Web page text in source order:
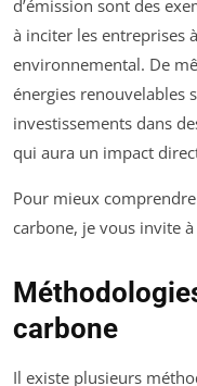
d’émission sont des
à inciter les entreprises
environnemental. De
énergies renouvelables
investissements dans
qui aura un impact
Pour mieux
carbone, je vous invite
carbone
Il existe plusieurs